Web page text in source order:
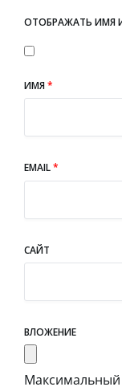
ОТОБРАЖАТЬ ИМЯ
ИМЯ*
EMAIL*
САЙТ
ВЛОЖЕНИЕ
Максимальный